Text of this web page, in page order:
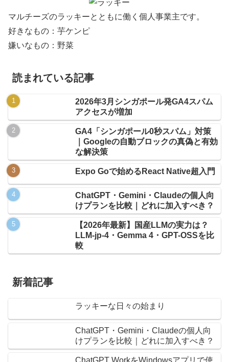
マルチーズのラッキーとともに働く個人事業主です。
好きなもの：芋ケンピ
嫌いなもの：野菜
読まれている記事
2026年3月シンガポール発GA4スパム
アクセスが増加
GA4「シンガポール0秒スパム」対策
｜Googleの自動ブロックの真偽と有効
な解決策
Expo Goで始めるReact Native超入門
ChatGPT・Gemini・Claudeの個人向
けプランを比較｜どれに加入すべき？
【2026年最新】国産LLMの実力は？
LLM-jp-4・Gemma 4・GPT-OSSを比
較
新着記事
ラッキーな日々の始まり
ChatGPT・Gemini・Claudeの個人向
けプランを比較｜どれに加入すべき？
ChatGPT WorkをWindowsアプリで使